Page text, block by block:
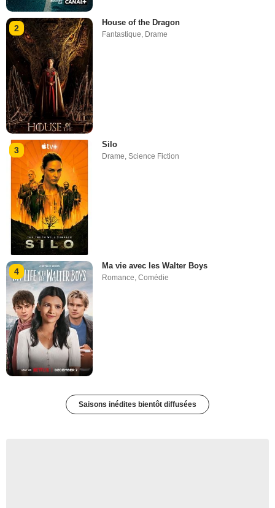
2
House of the Dragon
Fantastique, Drame
3
Silo
Drame ,Science Fiction
4
Ma vie avec les Walter Boys
Romance,Comédie
Saisons inédites bientôt diffusées